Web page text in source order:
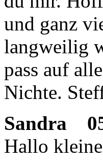
und ganz
langweilig
pass auf
Nichte.
Sandra
Hallo